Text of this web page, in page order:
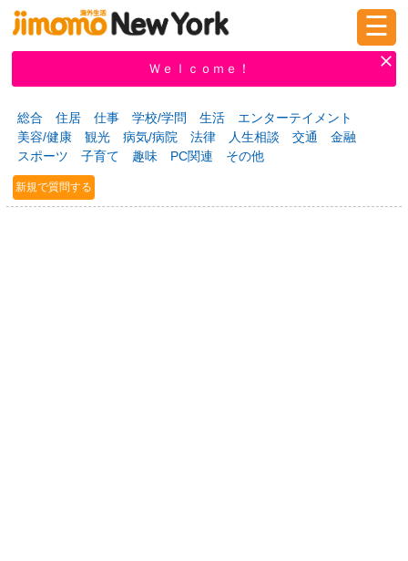
新規登録
掲示板 タウン情報 教えて！
☰
Ｗｅｌｃｏｍｅ！
総合 住居 仕事 学校/学問 生活
エンターテイメント
美容/健康
観光 病気/病院 法律 人生相談 交通
金融
スポーツ
子育て 趣味 PC関連 その他
新規で質問する